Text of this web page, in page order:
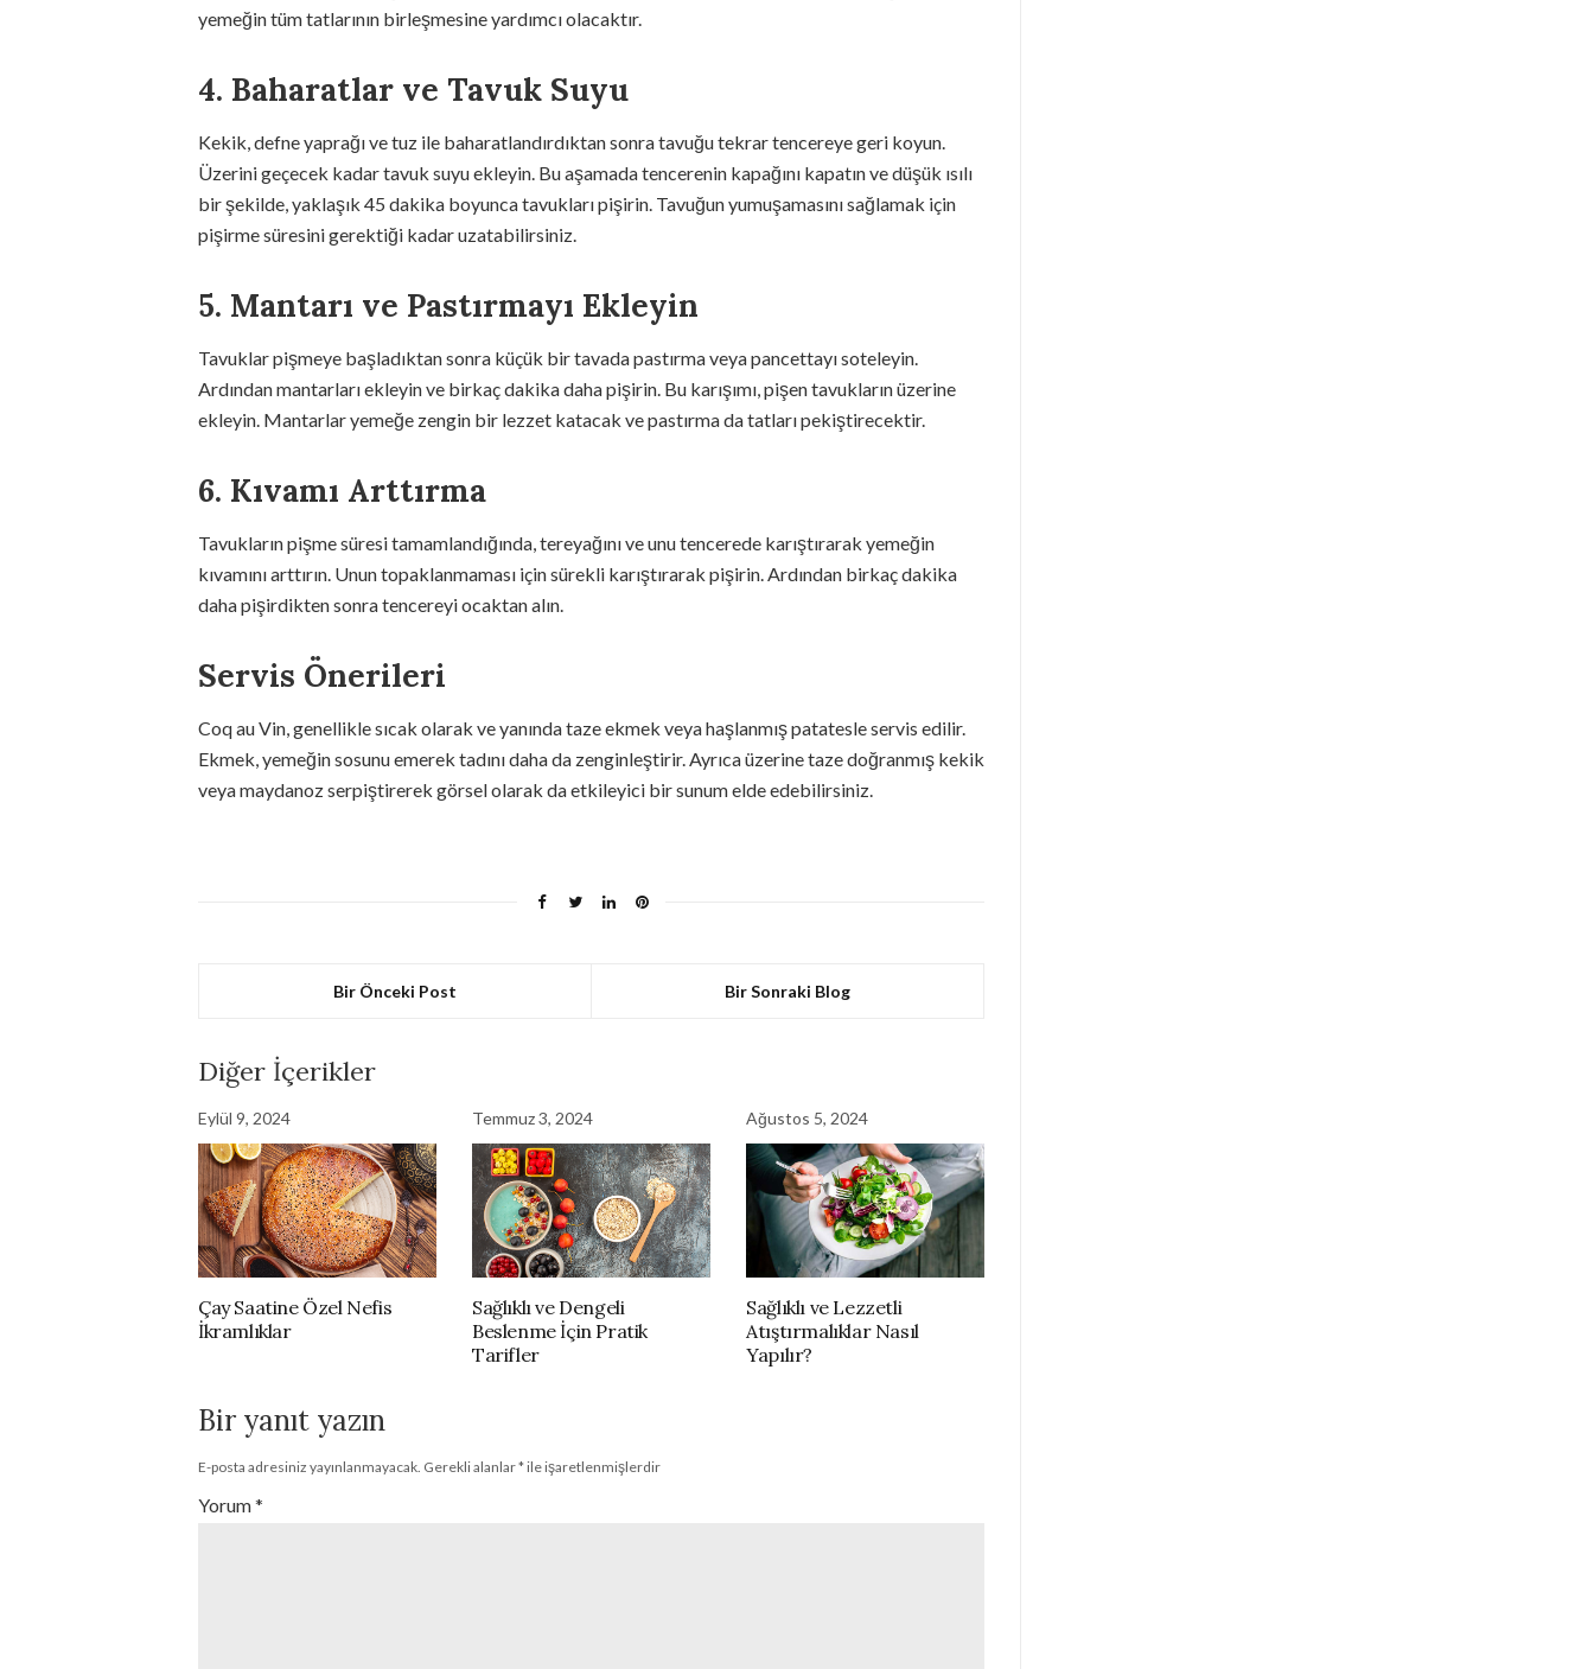
yemeğin tüm tatlarının birleşmesine yardımcı olacaktır.
4. Baharatlar ve Tavuk Suyu
Kekik, defne yaprağı ve tuz ile baharatlandırdıktan sonra tavuğu tekrar tencereye geri koyun.
Üzerini geçecek kadar tavuk suyu ekleyin. Bu aşamada tencerenin kapağını kapatın ve düşük ısılı
bir şekilde, yaklaşık 45 dakika boyunca tavukları pişirin. Tavuğun yumuşamasını sağlamak için
pişirme süresini gerektiği kadar uzatabilirsiniz.
5. Mantarı ve Pastırmayı Ekleyin
Tavuklar pişmeye başladıktan sonra küçük bir tavada pastırma veya pancettayı soteleyin.
Ardından mantarları ekleyin ve birkaç dakika daha pişirin. Bu karışımı, pişen tavukların üzerine
ekleyin. Mantarlar yemeğe zengin bir lezzet katacak ve pastırma da tatları pekiştirecektir.
6. Kıvamı Arttırma
Tavukların pişme süresi tamamlandığında, tereyağını ve unu tencerede karıştırarak yemeğin
kıvamını arttırın. Unun topaklanmaması için sürekli karıştırarak pişirin. Ardından birkaç dakika
daha pişirdikten sonra tencereyi ocaktan alın.
Servis Önerileri
Coq au Vin, genellikle sıcak olarak ve yanında taze ekmek veya haşlanmış patatesle servis edilir.
Ekmek, yemeğin sosunu emerek tadını daha da zenginleştirir. Ayrıca üzerine taze doğranmış kekik
veya maydanoz serpiştirerek görsel olarak da etkileyici bir sunum elde edebilirsiniz.
Bir Önceki Post Bir Sonraki Blog
Diğer İçerikler
Eylül 9, 2024
Çay Saatine Özel Nefis
İkramlıklar
Temmuz 3, 2024
Sağlıklı ve Dengeli
Beslenme İçin Pratik
Tarifler
Ağustos 5, 2024
Sağlıklı ve Lezzetli
Atıştırmalıklar Nasıl
Yapılır?
Bir yanıt yazın
E-posta adresiniz yayınlanmayacak. Gerekli alanlar*ile işaretlenmişlerdir
Yorum*